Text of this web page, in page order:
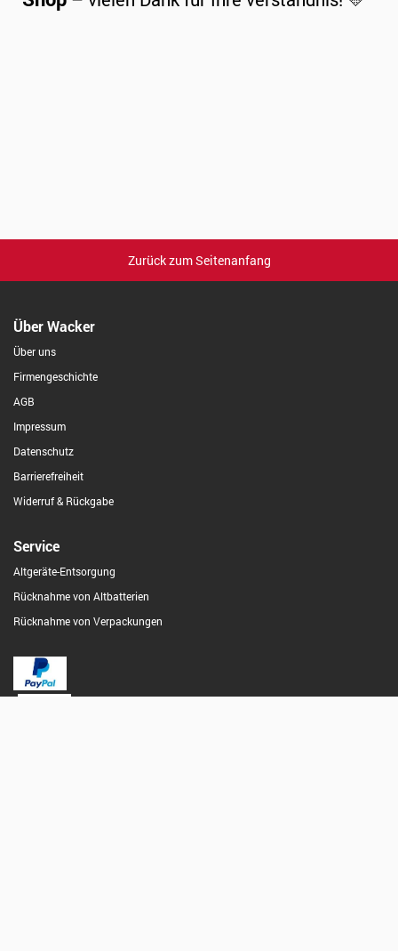
Zurück zum Seitenanfang
Über Wacker
Über uns
Firmengeschichte
AGB
Impressum
Datenschutz
Barrierefreiheit
Widerruf & Rückgabe
Service
Altgeräte-Entsorgung
Rücknahme von Altbatterien
Rücknahme von Verpackungen